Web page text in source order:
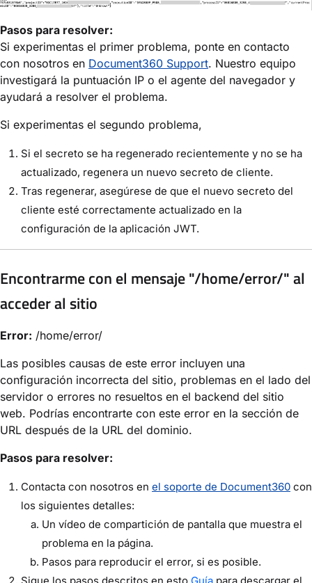
Pasos para resolver:
Si experimentas el primer problema, ponte en contacto
con nosotros en Document360 Support. Nuestro equipo
investigará la puntuación IP o el agente del navegador y
ayudará a resolver el problema.
Si experimentas el segundo problema,
Si el secreto se ha regenerado recientemente y no se ha
actualizado, regenera un nuevo secreto de cliente.
Tras regenerar, asegúrese de que el nuevo secreto del
cliente esté correctamente actualizado en la
configuración de la aplicación JWT.
Encontrarme con el mensaje "/home/error/" al
acceder al sitio
Error: /home/error/
Las posibles causas de este error incluyen una
configuración incorrecta del sitio, problemas en el lado del
servidor o errores no resueltos en el backend del sitio
web. Podrías encontrarte con este error en la sección de
URL después de la URL del dominio.
Pasos para resolver:
Contacta con nosotros en el soporte de Document360 con
los siguientes detalles:
Un vídeo de compartición de pantalla que muestra el
problema en la página.
Pasos para reproducir el error, si es posible.
Sigue los pasos descritos en esto Guía para descargar el